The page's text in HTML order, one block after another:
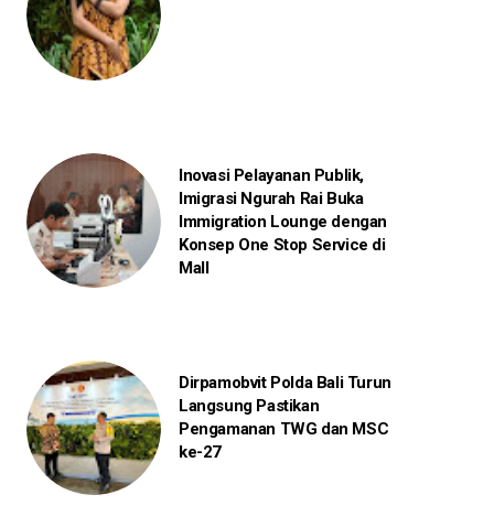
Inovasi Pelayanan Publik,
Imigrasi Ngurah Rai Buka
Immigration Lounge dengan
Konsep One Stop Service di
Mall
Dirpamobvit Polda Bali Turun
Langsung Pastikan
Pengamanan TWG dan MSC
ke-27